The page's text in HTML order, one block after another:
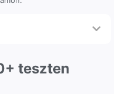
teszten